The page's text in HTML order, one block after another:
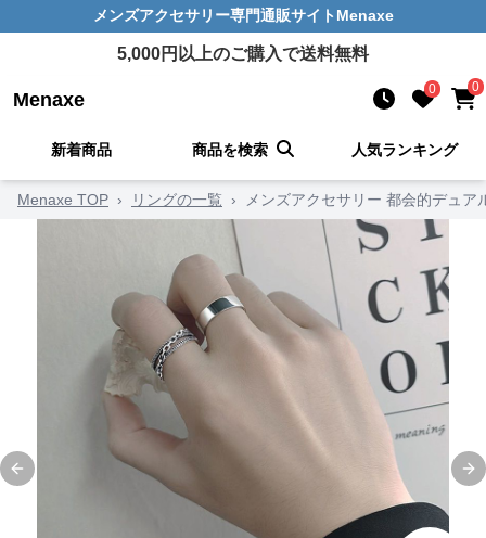
メンズアクセサリー専門通販サイト Menaxe
5,000円以上のご購入で送料無料
Menaxe 0 0
新着商品 商品を検索 人気ランキング
Menaxe TOP › リングの一覧 › メンズアクセサリー 都会的デュア
Previous slide